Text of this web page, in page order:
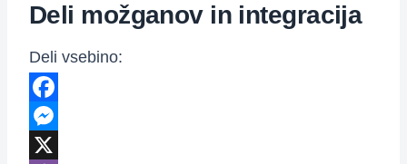
Deli možganov in integracija
Deli vsebino:
Facebook
Messenger